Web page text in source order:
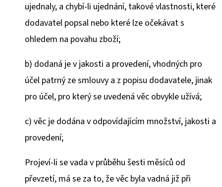
ujednaly, a chybí-li ujednání, takové vlastnosti, které
dodavatel popsal nebo které lze očekávat s
ohledem na povahu zboží;
b) dodaná je v jakosti a provedení, vhodných pro
účel patrný ze smlouvy a z popisu dodavatele, jinak
pro účel, pro který se uvedená věc obvykle užívá;
c) věc je dodána v odpovídajícím množství, jakosti a
provedení;
Projeví-li se vada v průběhu šesti měsíců od
převzetí, má se za to, že věc byla vadná již při